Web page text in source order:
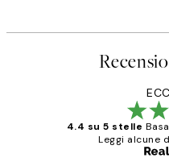
4.4 su 5 stelle
Leggi alcune